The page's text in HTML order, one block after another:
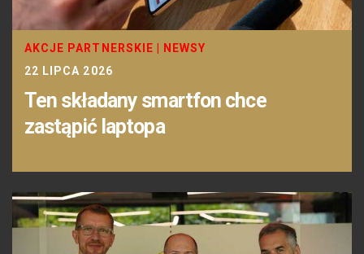
AKCJE PARTNERSKIE
NEWSY
22 LIPCA 2026
Ten składany smartfon chce
zastąpić laptopa